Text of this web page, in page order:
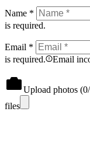
Name *
is required.
Email *
is required.
Email
Upload photos (0
files